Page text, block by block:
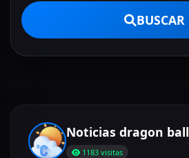
BUSCAR
Noticias dragon ball
1183 visitas